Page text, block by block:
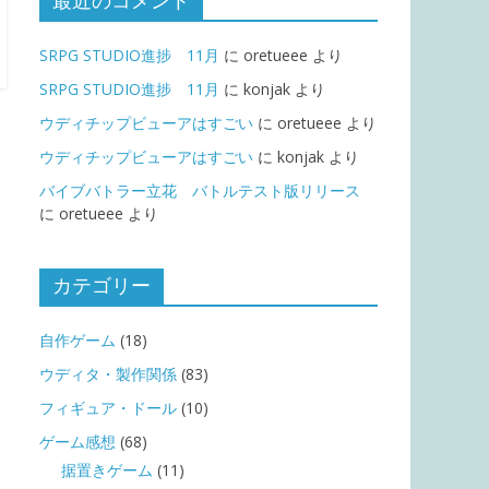
SRPG STUDIO進捗 11月 に oretueee より
SRPG STUDIO進捗 11月 に konjak より
ウディチップビューアはすごい に oretueee より
ウディチップビューアはすごい に konjak より
バイブバトラー立花 バトルテスト版リリース
に oretueee より
カテゴリー
自作ゲーム (18)
ウディタ・製作関係 (83)
フィギュア・ドール (10)
ゲーム感想 (68)
据置きゲーム (11)